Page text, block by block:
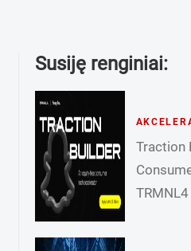
Susiję renginiai:
Traction